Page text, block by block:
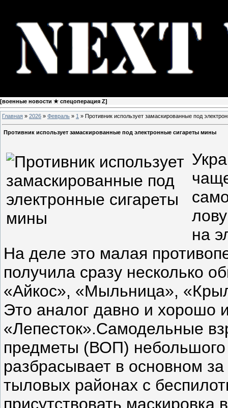
[военные новости ★ спецоперация Z]
Главная » 2026 » Февраль » 1 » Противник использует замаскированные под
Противник использует замаскированные под электронные сигареты мины
на
На деле это малая
получила сразу несколько
«Айкос», «Мыльница»,
Это аналог давно и хорошо
«Лепесток».Самодельные
предметы (ВОП) небольшого
разбрасывает в основном
тыловых районах с
присутствовать